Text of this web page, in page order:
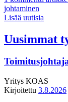
johtaminen
Lisää uutisia
Uusimmat
Yritys KOAS
Kirjoitettu 3.8.2026